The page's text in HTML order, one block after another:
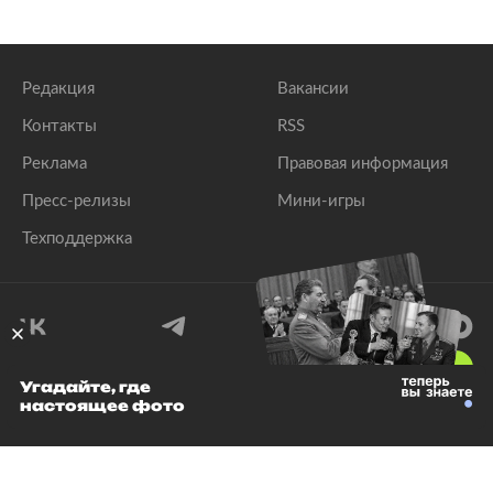
Редакция
Контакты
Реклама
Пресс-релизы
Техподдержка
Вакансии
RSS
Правовая информация
Мини-игры
© 1999–2026 Все права защищены.
Угадайте, где
настоящее фото